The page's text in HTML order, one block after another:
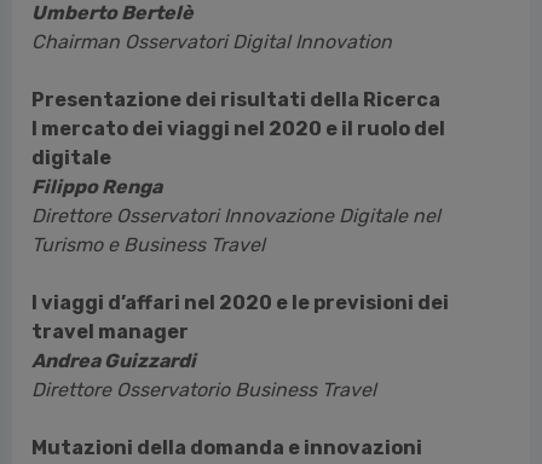
Umberto Bertelè
Chairman Osservatori Digital Innovation
Presentazione dei risultati della Ricerca
l mercato dei viaggi nel 2020 e il ruolo del
digitale
Filippo Renga
Direttore Osservatori Innovazione Digitale nel
Turismo e Business Travel
I viaggi d’affari nel 2020 e le previsioni dei
travel manager
Andrea Guizzardi
Direttore Osservatorio Business Travel
Mutazioni della domanda e innovazioni